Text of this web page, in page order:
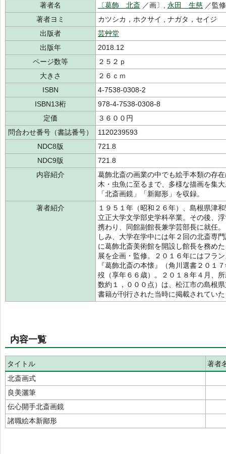
著者名
〔葛飾 北斎 ／画〕, 永田 生慈 ／監
著者ヨミ
カツシカ，ホクサイ , ナガタ，セイジ
出版者
芸艸堂
出版年
2018.12
ページ数等
２５２ｐ
大きさ
２６ｃｍ
ISBN
4-7538-0308-2
ISBN13桁
978-4-7538-0308-8
定価
３６００円
問合わせ番号（書誌番号）
1120239593
NDC8版
721.8
NDC9版
721.8
内容紹介
葛飾北斎の画業の中でも絵手本類の存
木・虫魚に至るまで、多様な描画を集
「北斎画鏡」「新鄙形」を収録。
著者紹介
１９５１年（昭和２６年）、島根県津
立正大学文学部史学科卒業。その後、
携わり、同館副館長兼学芸部長に就任
しみ、大学在学中には年２回の北斎専
に葛飾北斎美術館を開設し館長を務め
展を企画・監修。２０１６年にはフラ
『葛飾北斎の本懐』（角川選書２０１
歿（享年６６歳）。２０１８年４月、
数約１，０００点）は、松江市の島根
書籍が刊行された当時に掲載されてい
内容一覧
タイトル
著者
北斎画式
良美灑筆
伝心開手北斎画鏡
諸職絵本新鄙形